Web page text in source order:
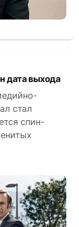
дата выхода
стал
спин-